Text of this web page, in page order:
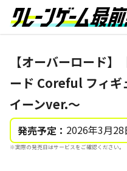
【オーバーロード
ード Coreful フィギ
イーンver.～
発売予定： 2026年3月28
※実際の発売日はサービスをご確認ください。